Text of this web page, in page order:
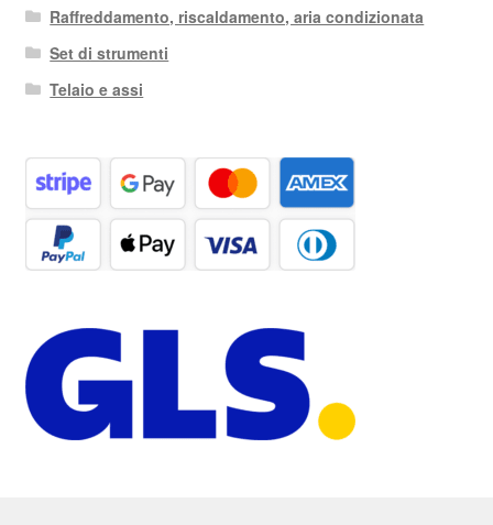
Raffreddamento, riscaldamento, aria condizionata
Set di strumenti
Telaio e assi